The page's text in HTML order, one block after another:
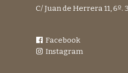
C/ Juan de Herrera 11,
Facebook
Instagram